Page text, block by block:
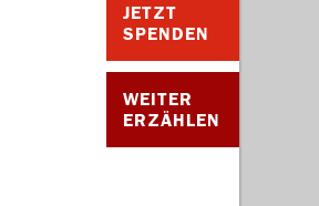
JETZT
SPENDEN
WEITER
ERZÄHLEN